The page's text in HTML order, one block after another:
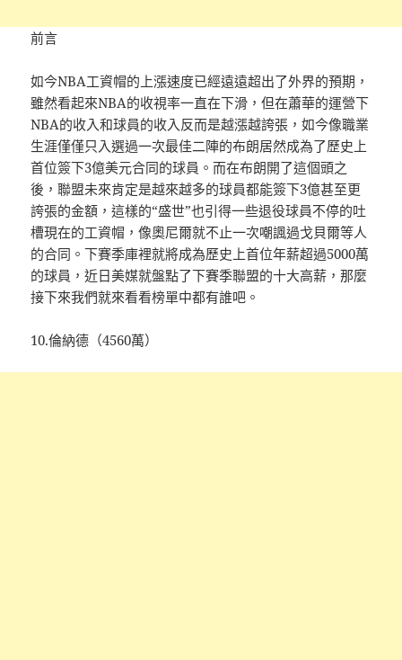
前言
如今NBA工資帽的上漲速度已經遠遠超出了外界的預期，
雖然看起來NBA的收視率一直在下滑，但在蕭華的運營下
NBA的收入和球員的收入反而是越漲越誇張，如今像職業
生涯僅僅只入選過一次最佳二陣的布朗居然成為了歷史上
首位簽下3億美元合同的球員。而在布朗開了這個頭之
後，聯盟未來肯定是越來越多的球員都能簽下3億甚至更
誇張的金額，這樣的“盛世”也引得一些退役球員不停的吐
槽現在的工資帽，像奧尼爾就不止一次嘲諷過戈貝爾等人
的合同。下賽季庫裡就將成為歷史上首位年薪超過5000萬
的球員，近日美媒就盤點了下賽季聯盟的十大高薪，那麼
接下來我們就來看看榜單中都有誰吧。
10.倫納德（4560萬）